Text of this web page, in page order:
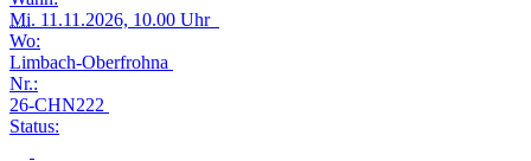
Mi. 11.11.2026, 10.00 Uhr
Wo:
Limbach-Oberfrohna
Nr.:
26-CHN222
Status: